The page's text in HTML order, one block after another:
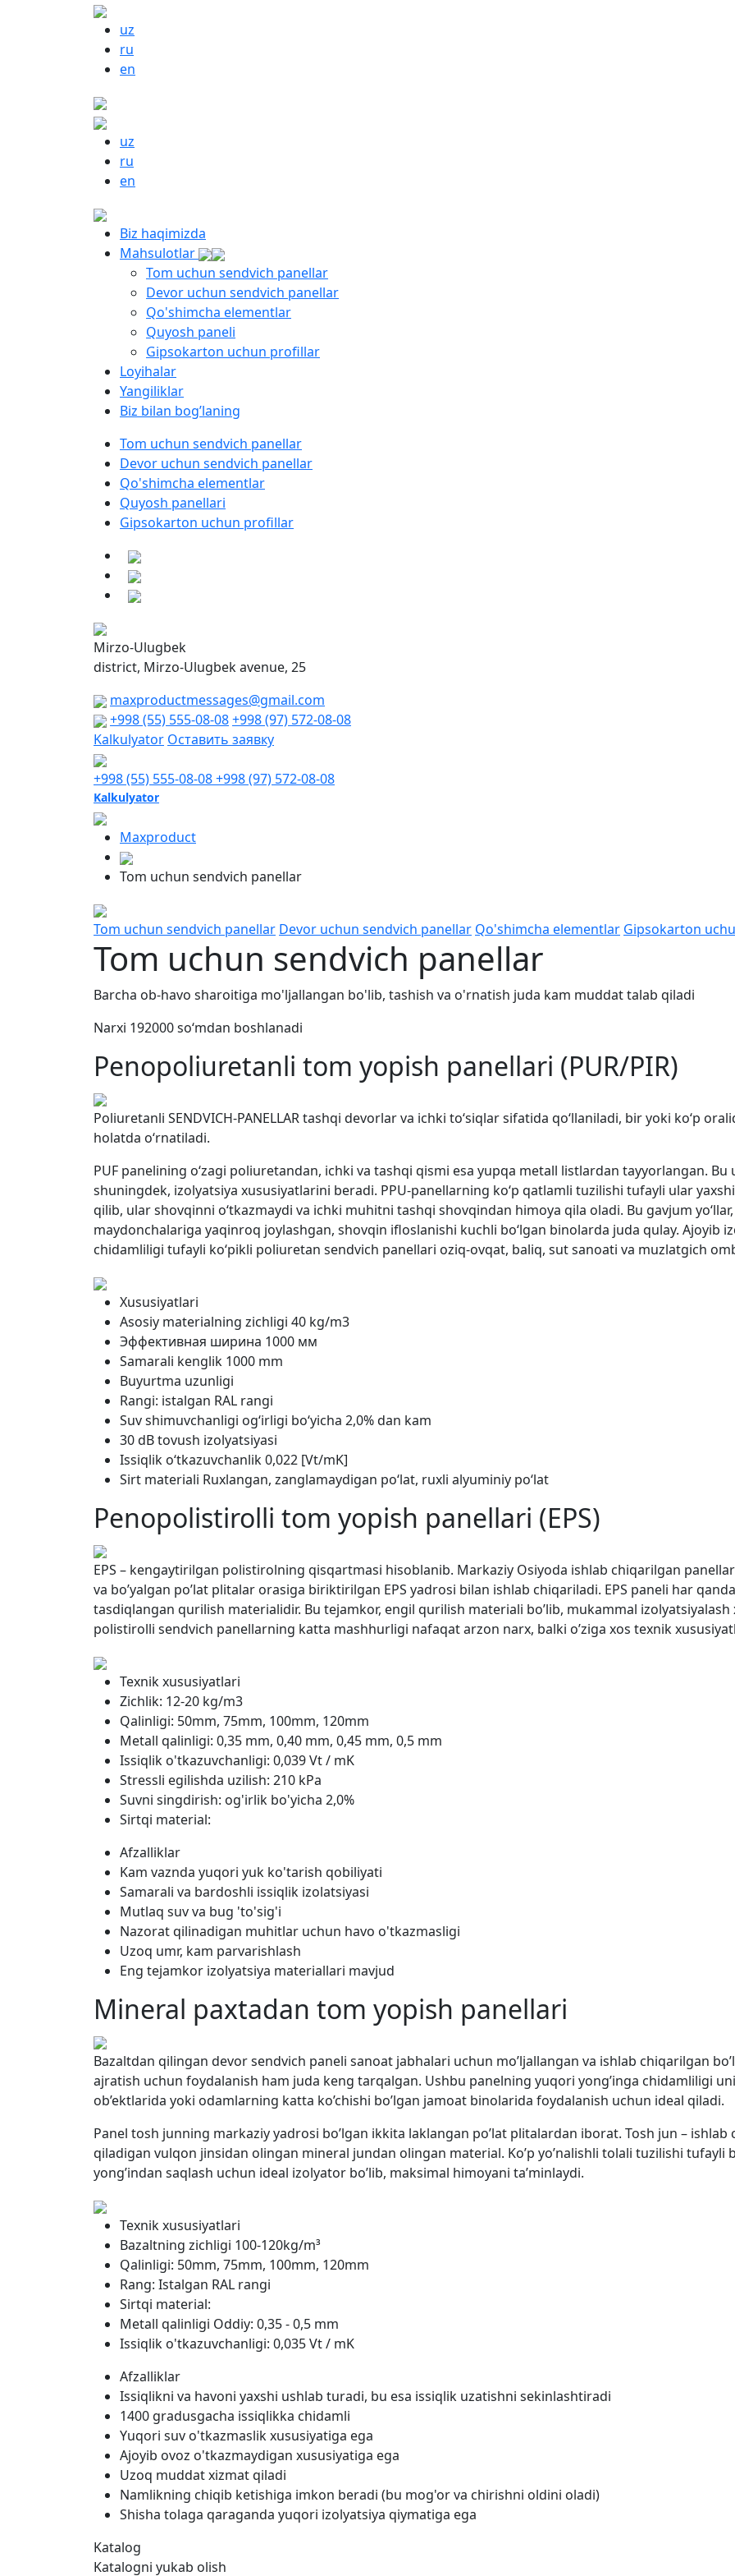
uz
ru
en
uz
ru
en
Biz haqimizda
Mahsulotlar
Tom uchun sendvich panellar
Devor uchun sendvich panellar
Qo'shimcha elementlar
Quyosh paneli
Gipsokarton uchun profillar
Loyihalar
Yangiliklar
Biz bilan bog’laning
Tom uchun sendvich panellar
Devor uchun sendvich panellar
Qo'shimcha elementlar
Quyosh panellari
Gipsokarton uchun profillar
Mirzo-Ulugbek
district, Mirzo-Ulugbek avenue, 25
maxproductmessages@gmail.com
+998 (55) 555-08-08+998 (97) 572-08-08
Kalkulyator Оставить заявку
+998 (55) 555-08-08+998 (97) 572-08-08
Kalkulyator
Maxproduct
Tom uchun sendvich panellar
Tom uchun sendvich panellar Devor uchun sendvich panellar Qo'shimcha elementlar Gipsokarton
Tom uchun sendvich panellar
Barcha ob-havo sharoitiga mo'ljallangan bo'lib, tashish va o'rnatish juda kam muddat talab qiladi
Narxi 192000 so‘mdan boshlanadi
Penopoliuretanli tom yopish panellari (PUR/PIR)
Poliuretanli SENDVICH-PANELLAR tashqi devorlar va ichki to‘siqlar sifatida qo‘llaniladi, bir yoki ko‘p
holatda o‘rnatiladi.
PUF panelining o‘zagi poliuretandan, ichki va tashqi qismi esa yupqa metall listlardan tayyorlangan.
shuningdek, izolyatsiya xususiyatlarini beradi. PPU-panellarning ko‘p qatlamli tuzilishi tufayli ular
qilib, ular shovqinni o‘tkazmaydi va ichki muhitni tashqi shovqindan himoya qila oladi. Bu gavjum
maydonchalariga yaqinroq joylashgan, shovqin ifloslanishi kuchli bo‘lgan binolarda juda qulay. Ajoyib
chidamliligi tufayli ko‘pikli poliuretan sendvich panellari oziq-ovqat, baliq, sut sanoati va muzlatgich
Xususiyatlari
Asosiy materialning zichligi 40 kg/m3
Эффективная ширина 1000 мм
Samarali kenglik 1000 mm
Buyurtma uzunligi
Rangi: istalgan RAL rangi
Suv shimuvchanligi og‘irligi bo‘yicha 2,0% dan kam
30 dB tovush izolyatsiyasi
Issiqlik o‘tkazuvchanlik 0,022 [Vt/mK]
Sirt materiali Ruxlangan, zanglamaydigan po‘lat, ruxli alyuminiy po‘lat
Penopolistirolli tom yopish panellari (EPS)
EPS – kengaytirilgan polistirolning qisqartmasi hisoblanib. Markaziy Osiyoda ishlab chiqarilgan
va bo’yalgan po’lat plitalar orasiga biriktirilgan EPS yadrosi bilan ishlab chiqariladi. EPS paneli har
tasdiqlangan qurilish materialidir. Bu tejamkor, engil qurilish materiali bo’lib, mukammal
polistirolli sendvich panellarning katta mashhurligi nafaqat arzon narx, balki o’ziga xos texnik
Texnik xususiyatlari
Zichlik: 12-20 kg/m3
Qalinligi: 50mm, 75mm, 100mm, 120mm
Metall qalinligi: 0,35 mm, 0,40 mm, 0,45 mm, 0,5 mm
Issiqlik o'tkazuvchanligi: 0,039 Vt / mK
Stressli egilishda uzilish: 210 kPa
Suvni singdirish: og'irlik bo'yicha 2,0%
Sirtqi material:
Afzalliklar
Kam vaznda yuqori yuk ko'tarish qobiliyati
Samarali va bardoshli issiqlik izolatsiyasi
Mutlaq suv va bug 'to'sig'i
Nazorat qilinadigan muhitlar uchun havo o'tkazmasligi
Uzoq umr, kam parvarishlash
Eng tejamkor izolyatsiya materiallari mavjud
Mineral paxtadan tom yopish panellari
Bazaltdan qilingan devor sendvich paneli sanoat jabhalari uchun mo’ljallangan va ishlab chiqarilgan
ajratish uchun foydalanish ham juda keng tarqalgan. Ushbu panelning yuqori yong’inga chidamliligi
ob’ektlarida yoki odamlarning katta ko’chishi bo’lgan jamoat binolarida foydalanish uchun ideal qiladi.
Panel tosh junning markaziy yadrosi bo’lgan ikkita laklangan po’lat plitalardan iborat. Tosh jun –
qiladigan vulqon jinsidan olingan mineral jundan olingan material. Ko’p yo’nalishli tolali tuzilishi tufayli
yong’indan saqlash uchun ideal izolyator bo’lib, maksimal himoyani ta’minlaydi.
Texnik xususiyatlari
Bazaltning zichligi 100-120kg/m³
Qalinligi: 50mm, 75mm, 100mm, 120mm
Rang: Istalgan RAL rangi
Sirtqi material:
Metall qalinligi Oddiy: 0,35 - 0,5 mm
Issiqlik o'tkazuvchanligi: 0,035 Vt / mK
Afzalliklar
Issiqlikni va havoni yaxshi ushlab turadi, bu esa issiqlik uzatishni sekinlashtiradi
1400 gradusgacha issiqlikka chidamli
Yuqori suv o'tkazmaslik xususiyatiga ega
Ajoyib ovoz o'tkazmaydigan xususiyatiga ega
Uzoq muddat xizmat qiladi
Namlikning chiqib ketishiga imkon beradi (bu mog'or va chirishni oldini oladi)
Shisha tolaga qaraganda yuqori izolyatsiya qiymatiga ega
Katalog
Katalogni yukab olish